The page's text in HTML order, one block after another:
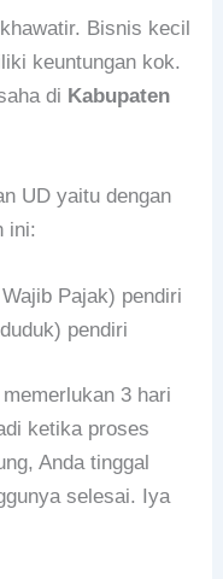
Bisnis kecil
keuntungan kok.
di Kabupaten
UD yaitu dengan
ini:
Pajak) pendiri
pendiri
3 hari
ketika proses
Anda tinggal
selesai. Iya